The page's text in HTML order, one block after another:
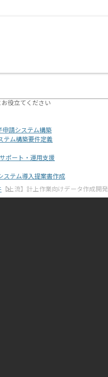
役立てください
申請システム構築
テム構築要件定義
ポート・運用支援
ステム導入提案書作成
【上流】計上作業向けデータ作成開